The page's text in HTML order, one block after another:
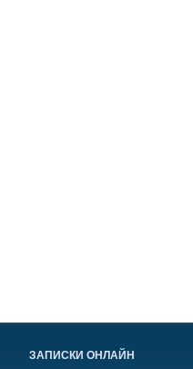
ЗАПИСКИ ОНЛАЙН